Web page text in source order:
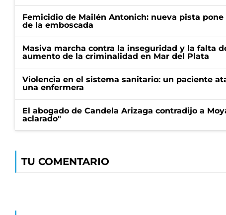
Femicidio de Mailén Antonich: nueva pista
de la emboscada
Masiva marcha contra la inseguridad y la falta
aumento de la criminalidad en Mar del Plata
Violencia en el sistema sanitario: un paciente
una enfermera
El abogado de Candela Arizaga contradijo a
aclarado"
TU COMENTARIO